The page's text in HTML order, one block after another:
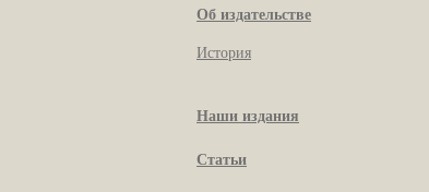
Об издательстве
История
Наши издания
Статьи